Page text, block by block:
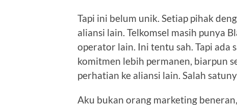
Tapi ini belum unik. Setiap pihak
aliansi lain. Telkomsel masih punya
operator lain. Ini tentu sah. Tapi ada
komitmen lebih permanen, biarpun
perhatian ke aliansi lain. Salah
Aku bukan orang marketing